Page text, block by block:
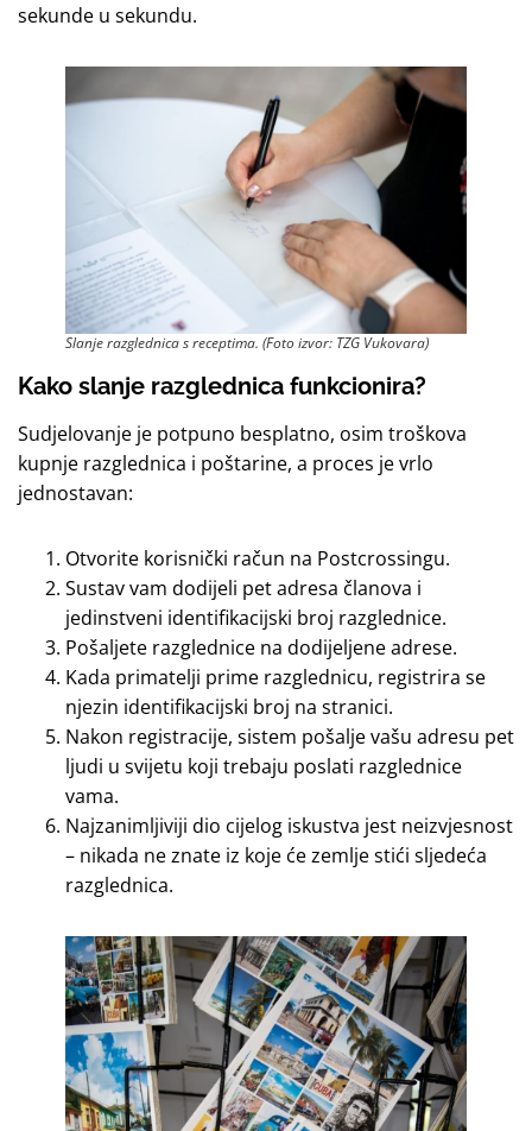
sekunde u sekundu.
Slanje razglednica s receptima. (Foto izvor: TZG Vukovara)
Kako slanje razglednica funkcionira?
Sudjelovanje je potpuno besplatno, osim troškova
kupnje razglednica i poštarine, a proces je vrlo
jednostavan:
Otvorite korisnički račun na Postcrossingu.
Sustav vam dodijeli pet adresa članova i
jedinstveni identifikacijski broj razglednice.
Pošaljete razglednice na dodijeljene adrese.
Kada primatelji prime razglednicu, registrira se
njezin identifikacijski broj na stranici.
Nakon registracije, sistem pošalje vašu adresu pet
ljudi u svijetu koji trebaju poslati razglednice
vama.
Najzanimljiviji dio cijelog iskustva jest neizvjesnost
– nikada ne znate iz koje će zemlje stići sljedeća
razglednica.